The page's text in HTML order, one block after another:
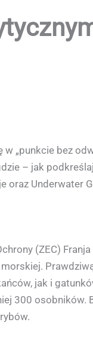
„punkcie bez
– jak
oraz Underwater
(ZEC)
jak i
300